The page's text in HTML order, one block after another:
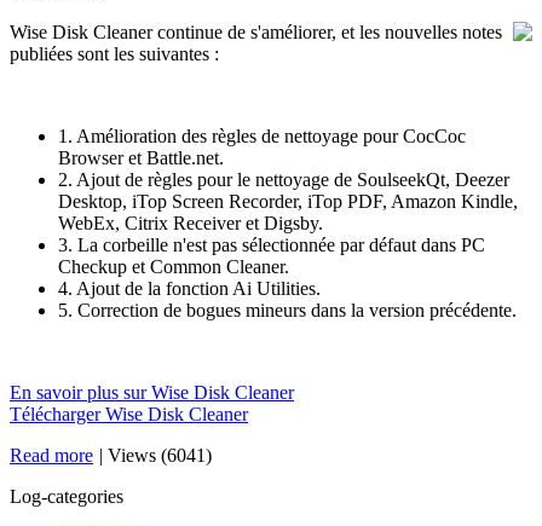
Wise Disk Cleaner continue de s'améliorer, et les nouvelles notes
publiées sont les suivantes :
1. Amélioration des règles de nettoyage pour CocCoc
Browser et Battle.net.
2. Ajout de règles pour le nettoyage de SoulseekQt, Deezer
Desktop, iTop Screen Recorder, iTop PDF, Amazon Kindle,
WebEx, Citrix Receiver et Digsby.
3. La corbeille n'est pas sélectionnée par défaut dans PC
Checkup et Common Cleaner.
4. Ajout de la fonction Ai Utilities.
5. Correction de bogues mineurs dans la version précédente.
En savoir plus sur Wise Disk Cleaner
Télécharger Wise Disk Cleaner
Read more | Views (6041)
Log-categories